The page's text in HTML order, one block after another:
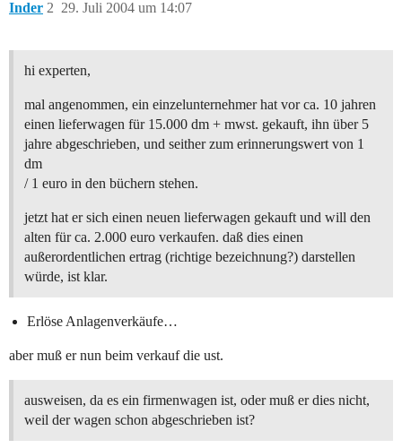
Inder 29. Juli 2004 um 14:07
2
hi experten,
mal angenommen, ein einzelunternehmer hat vor ca. 10 jahren
einen lieferwagen für 15.000 dm + mwst. gekauft, ihn über 5
jahre abgeschrieben, und seither zum erinnerungswert von 1
dm
/ 1 euro in den büchern stehen.
jetzt hat er sich einen neuen lieferwagen gekauft und will den
alten für ca. 2.000 euro verkaufen. daß dies einen
außerordentlichen ertrag (richtige bezeichnung?) darstellen
würde, ist klar.
Erlöse Anlagenverkäufe…
aber muß er nun beim verkauf die ust.
ausweisen, da es ein firmenwagen ist, oder muß er dies nicht,
weil der wagen schon abgeschrieben ist?